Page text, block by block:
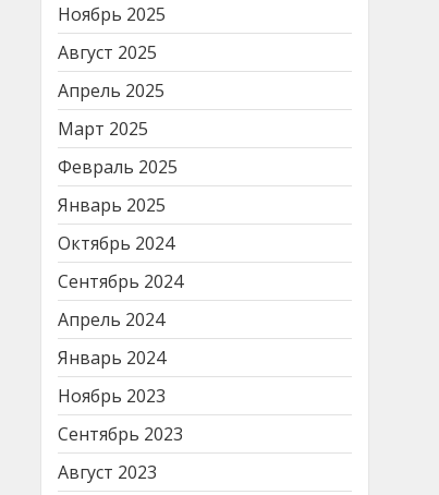
Ноябрь 2025
Август 2025
Апрель 2025
Март 2025
Февраль 2025
Январь 2025
Октябрь 2024
Сентябрь 2024
Апрель 2024
Январь 2024
Ноябрь 2023
Сентябрь 2023
Август 2023